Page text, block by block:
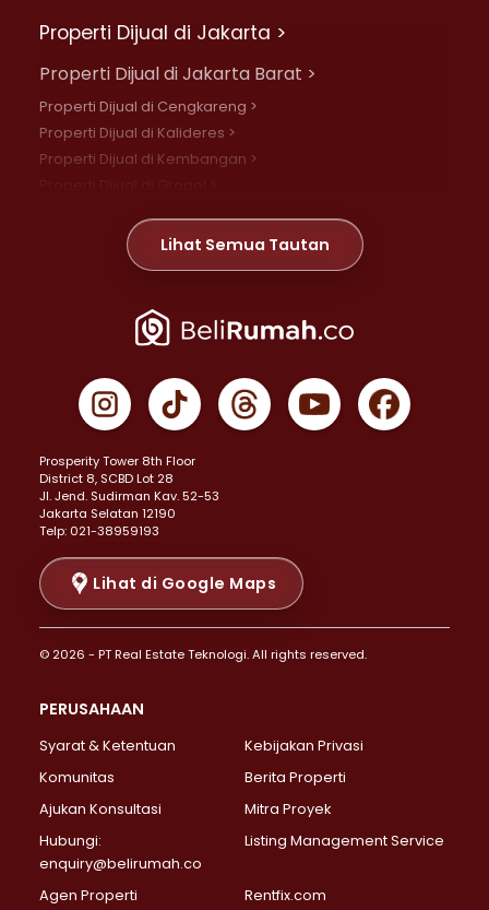
Properti Dijual di Jakarta >
Properti Dijual di Jakarta Barat >
Properti Dijual di Cengkareng >
Properti Dijual di Kalideres >
Properti Dijual di Kembangan >
Properti Dijual di Meruya >
Properti Dijual di Jelambar >
Properti Dijual di Jakarta Pusat >
Properti Dijual di Gambir >
Properti Dijual di Johar Baru >
Properti Dijual di Menteng >
Properti Dijual di Senen >
Properti Dijual di Tanah Abang >
Properti Dijual di Cikini >
Properti Dijual di Kramat >
Properti Dijual di Pasar Baru >
Properti Dijual di Bendungan Hilir >
Properti Dijual di Jakarta Selatan >
Properti Dijual di Lebak Bulus >
Properti Dijual di Gandaria Selatan >
Properti Dijual di Pondok Labu >
Properti Dijual di Lenteng Agung >
Properti Dijual di Senayan >
Properti Dijual di Pondok Pinang >
Lihat Semua Tautan
Prosperity Tower 8th Floor
District 8, SCBD Lot 28
JI. Jend. Sudirman Kav. 52-53
Jakarta Selatan 12190
Telp: 021-38959193
Lihat di Google Maps
© 2026 - PT Real Estate Teknologi. All rights reserved.
PERUSAHAAN
Syarat & Ketentuan
Kebijakan Privasi
Komunitas
Berita Properti
Ajukan Konsultasi
Mitra Proyek
Hubungi:
enquiry@belirumah.co
Listing Management Service
Agen Properti Rentfix.com